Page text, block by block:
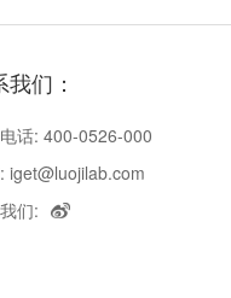
们：
话: 400-0526-000
iget@luojilab.com
们: